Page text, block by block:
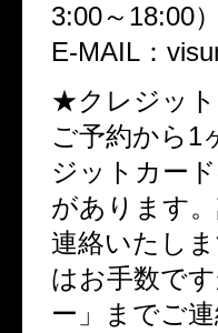
3:00～18:00）
E-MAIL：
★クレジッ
ご予約から1
ジットカー
があります
連絡いたし
はお手数で
ー」までご